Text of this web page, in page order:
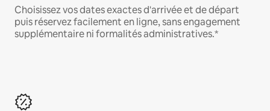
Choisissez vos dates exactes d'arrivée et de départ
puis réservez facilement en ligne, sans engagement
supplémentaire ni formalités administratives.*